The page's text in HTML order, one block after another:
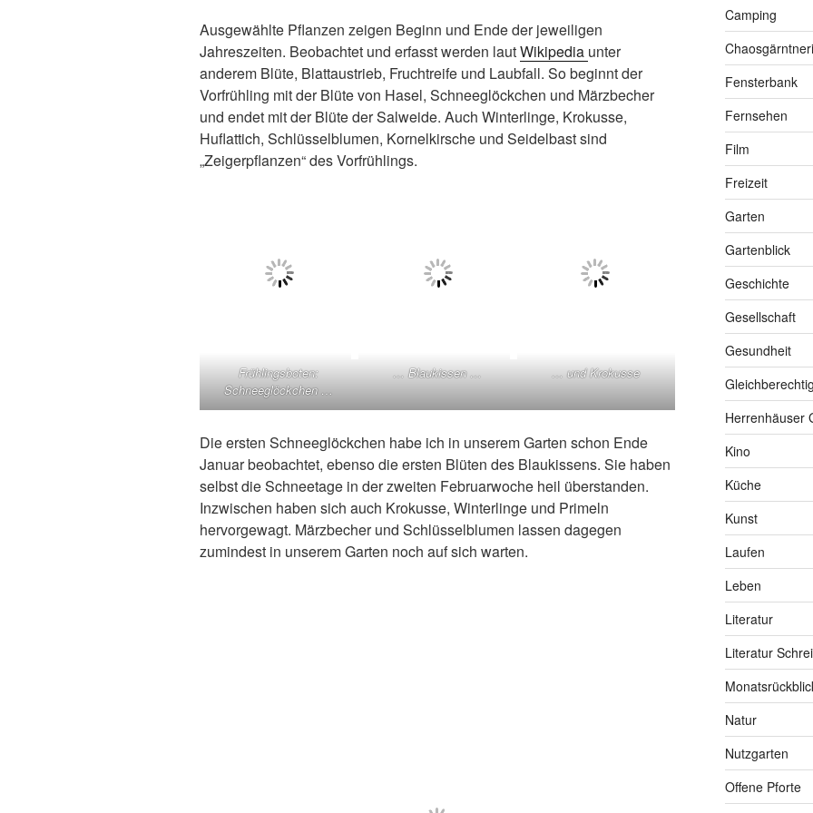
Ausgewählte Pflanzen zeigen Beginn und Ende der jeweiligen
Jahreszeiten. Beobachtet und erfasst werden lautWikipedia unter
anderem Blüte, Blattaustrieb, Fruchtreife und Laubfall. So beginnt der
Vorfrühling mit der Blüte von Hasel, Schneeglöckchen und Märzbecher
und endet mit der Blüte der Salweide. Auch Winterlinge, Krokusse,
Huflattich, Schlüsselblumen, Kornelkirsche und Seidelbast sind
„Zeigerpflanzen“ des Vorfrühlings.
Frühlingsboten:
Schneeglöckchen …
… Blaukissen … … und Krokusse
Die ersten Schneeglöckchen habe ich in unserem Garten schon Ende
Januar beobachtet, ebenso die ersten Blüten des Blaukissens. Sie haben
selbst die Schneetage in der zweiten Februarwoche heil überstanden.
Inzwischen haben sich auch Krokusse, Winterlinge und Primeln
hervorgewagt. Märzbecher und Schlüsselblumen lassen dagegen
zumindest in unserem Garten noch auf sich warten.
Camping
Fensterbank
Fernsehen
Film
Freizeit
Garten
Gartenblick
Geschichte
Gesellschaft
Gesundheit
Herrenhäuser
Kino
Küche
Kunst
Laufen
Leben
Literatur
Literatur
Natur
Nutzgarten
Offene Pforte